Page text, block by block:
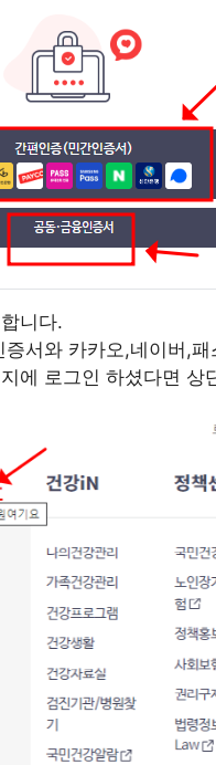
니다.
서와 카카오,네이버,
에 로그인 하셨다면 상